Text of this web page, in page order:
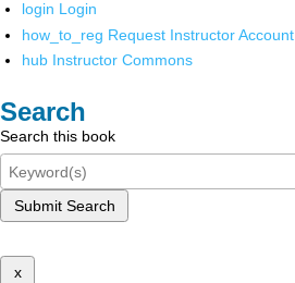
login Login
how_to_reg Request Instructor Account
hub Instructor Commons
Search
Search this book
Submit Search
x